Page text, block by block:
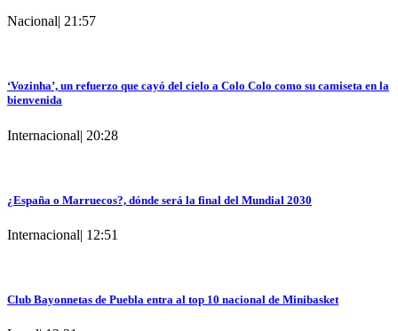
Nacional| 21:57
‘Vozinha’, un refuerzo que cayó del cielo a Colo Colo como su camiseta en la
bienvenida
Internacional| 20:28
¿España o Marruecos?, dónde será la final del Mundial 2030
Internacional| 12:51
Club Bayonnetas de Puebla entra al top 10 nacional de Minibasket